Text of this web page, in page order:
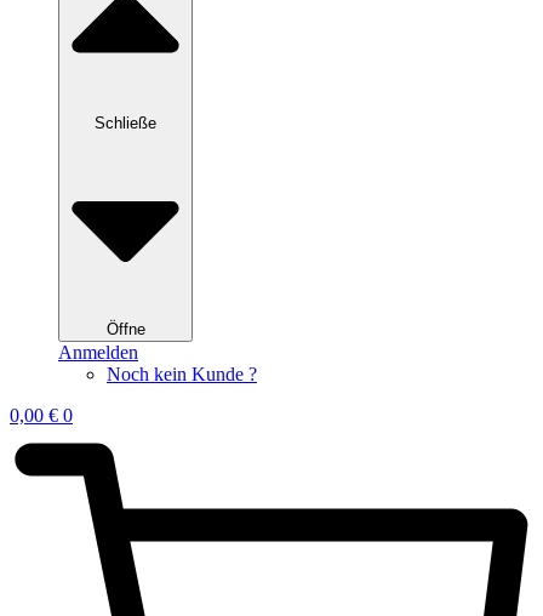
Schließe
Öffne
Anmelden
Noch kein Kunde ?
0,00 € 0